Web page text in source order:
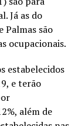
Já as do
Palmas são
ocupacionais.
estabelecidos
e terão
além de